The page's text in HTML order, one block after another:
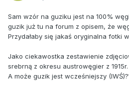
Sam wzór na guziku jest na 100%
guzik już tu na forum z opisem, że
Przydałaby się jakaś oryginalna fotki
Jako ciekawostka zestawienie
srebrną z okresu austrowęgier z 1915r.
A może guzik jest wcześniejszy